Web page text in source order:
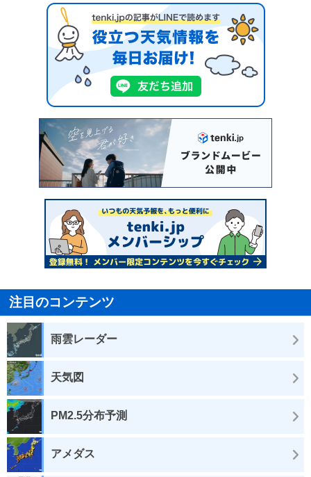
注目のコンテンツ
雨雲レーダー
天気図
PM2.5分布予測
アメダス